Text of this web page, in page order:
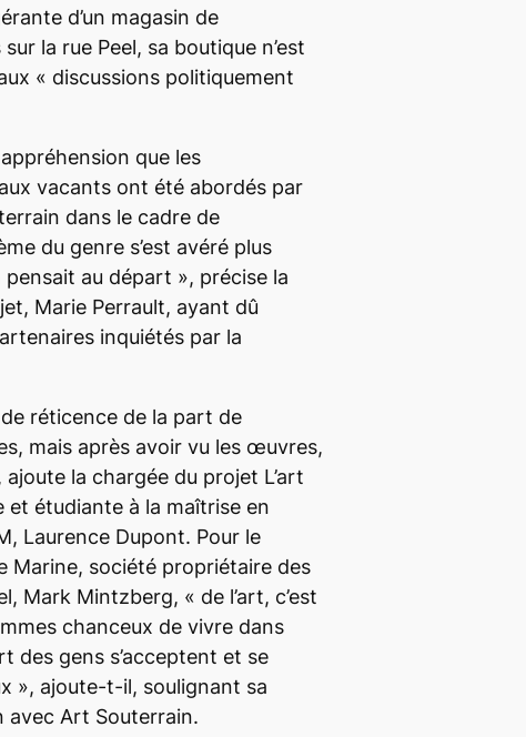
d’un magasin de
la rue Peel, sa boutique n’est
« discussions politiquement
appréhension que les
vacants ont été abordés par
dans le cadre de
du genre s’est avéré plus
pensait au départ », précise la
Marie Perrault, ayant dû
inquiétés par la
réticence de la part de
mais après avoir vu les œuvres,
ajoute la chargée du projet L’art
et étudiante à la maîtrise en
Laurence Dupont. Pour le
Marine, société propriétaire des
Mark Mintzberg, « de l’art, c’est
chanceux de vivre dans
des gens s’acceptent et se
», ajoute-t-il, soulignant sa
avec Art Souterrain.